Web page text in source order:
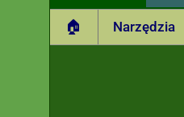
🏠 Narzędzia